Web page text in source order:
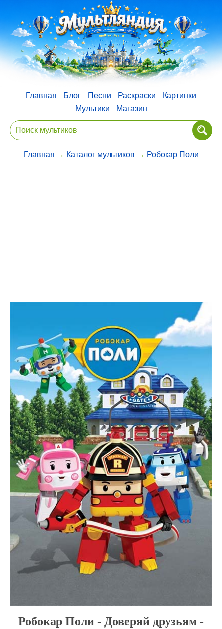
Главная Блог Песни Раскраски
Картинки
Мультики
Магазин
Главная → Каталог мультиков → Робокар Поли
Робокар Поли - Доверяй друзьям -